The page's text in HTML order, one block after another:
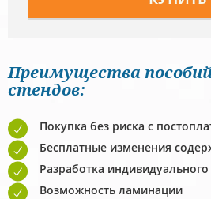
Преимущества
стендов:
Покупка без риска с
Бесплатные изменения
Разработка
Возможность ламинации